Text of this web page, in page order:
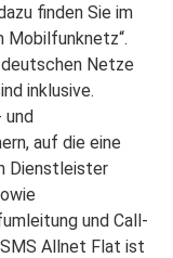
finden Sie im
Mobilfunknetz“.
Netze
inklusive.
und
auf die eine
Dienstleister
und Call-
Allnet Flat ist